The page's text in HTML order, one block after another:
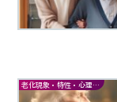
老化現象・特性・心理など